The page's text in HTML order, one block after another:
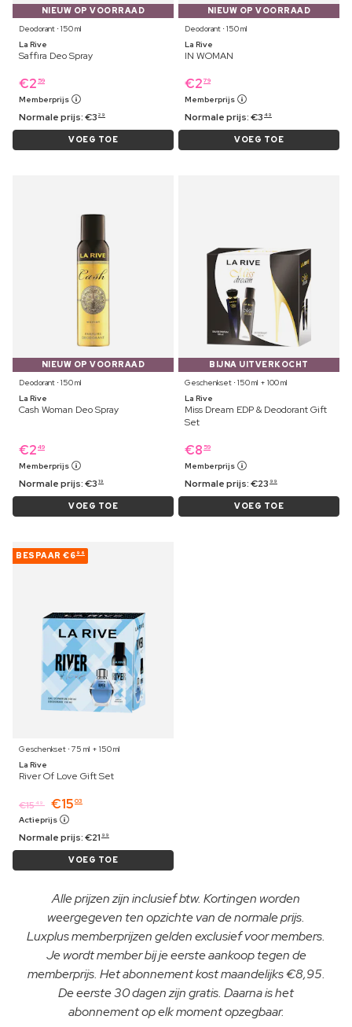
NIEUW OP VOORRAAD
Deodorant ⋅ 150 ml
La Rive
Saffira Deo Spray
€2 59
Memberprijs
Normale prijs:€3 29
VOEG TOE
NIEUW OP VOORRAAD
Deodorant ⋅ 150 ml
La Rive
IN WOMAN
€2 79
Memberprijs
Normale prijs:€3 49
VOEG TOE
NIEUW OP VOORRAAD
Deodorant ⋅ 150 ml
La Rive
Cash Woman Deo Spray
€2 49
Memberprijs
Normale prijs:€3 19
VOEG TOE
BIJNA UITVERKOCHT
Geschenkset ⋅ 150 ml + 100 ml
La Rive
Miss Dream EDP & Deodorant Gift
Set
€8 59
Memberprijs
Normale prijs:€23 99
VOEG TOE
BESPAAR €6 96
Geschenkset ⋅ 75 ml + 150 ml
La Rive
River Of Love Gift Set
€15 49 €15 03
Actieprijs
Normale prijs:€21 99
VOEG TOE
Alle prijzen zijn inclusief btw. Kortingen worden
weergegeven ten opzichte van de normale prijs.
Luxplus memberprijzen gelden exclusief voor members.
Je wordt member bij je eerste aankoop tegen de
memberprijs. Het abonnement kost maandelijks €8,95.
De eerste 30 dagen zijn gratis. Daarna is het
abonnement op elk moment opzegbaar.